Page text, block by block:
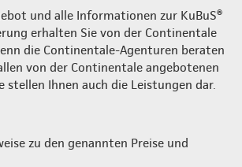
und alle Informationen zur KuBuS®
erhalten Sie von der Continentale
die Continentale-Agenturen beraten
von der Continentale angebotenen
stellen Ihnen auch die Leistungen dar.
zu den genannten Preise und